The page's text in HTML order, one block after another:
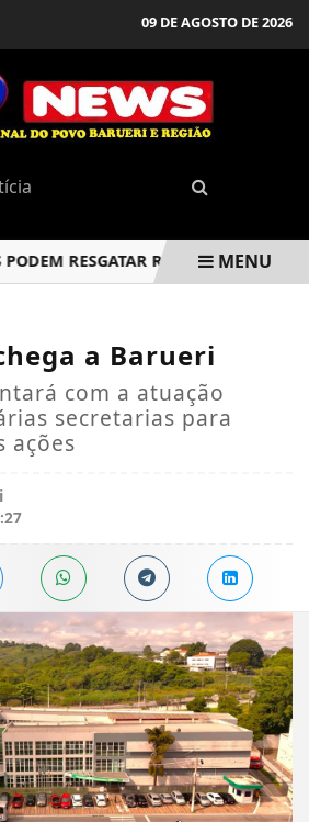
09 DE AGOSTO DE 2026
RESGATAR R$ 10 BILHÕES, DIZ BC
MENU
a Barueri
com a atuação
secretarias para
ações